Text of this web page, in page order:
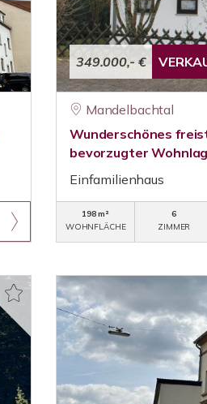
349.000,- €
Mandelbachtal
Wunderschönes
bevorzugter
Einfamilienhaus
198 m²
WOHNFLÄCHE
6
ZIMMER